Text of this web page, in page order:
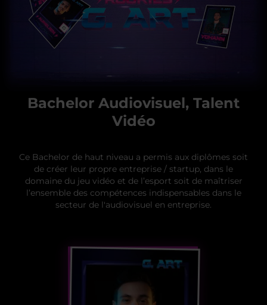
Bachelor Audiovisuel, Talent
Vidéo
Ce Bachelor de haut niveau a permis aux diplômes soit
de créer leur propre entreprise / startup, dans le
domaine du jeu vidéo et de l’esport soit de maîtriser
l’ensemble des compétences indispensables dans le
secteur de l'audiovisuel en entreprise.